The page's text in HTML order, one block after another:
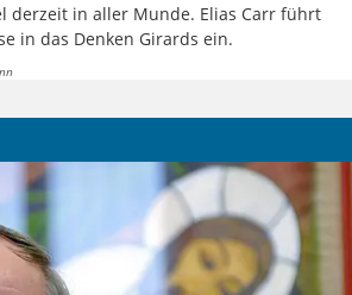
derzeit in aller Munde. Elias Carr führt
in das Denken Girards ein.